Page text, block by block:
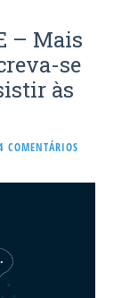
– Mais
se
às
COMENTÁRIOS